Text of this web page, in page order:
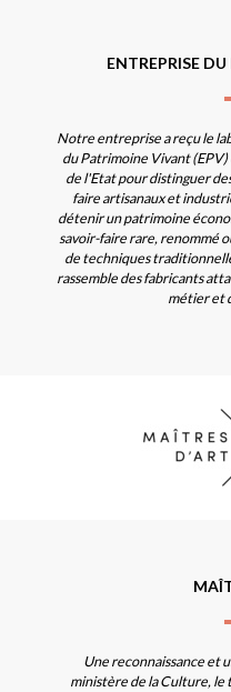
ENTREPRISE
Notre entreprise a reçu le
du Patrimoine Vivant
de l'Etat pour distinguer
faire artisanaux et
détenir un patrimoine
savoir-faire rare, renommé
de techniques
rassemble des fabricants
métier et
Une reconnaissance et
ministère de la Culture, le